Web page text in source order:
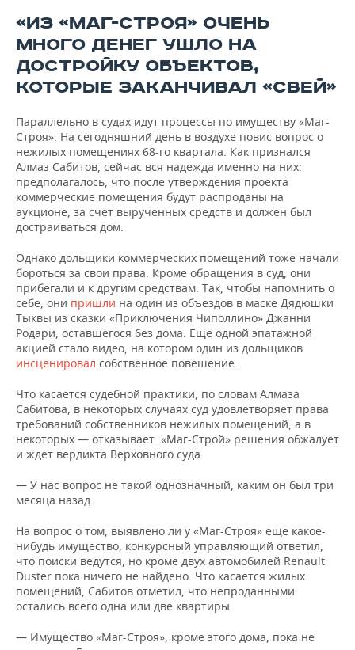
«ИЗ «МАГ-СТРОЯ» ОЧЕНЬ
МНОГО ДЕНЕГ УШЛО НА
ДОСТРОЙКУ ОБЪЕКТОВ,
КОТОРЫЕ ЗАКАНЧИВАЛ «СВЕЙ»
Параллельно в судах идут процессы по имуществу «Маг-
Строя». На сегодняшний день в воздухе повис вопрос о
нежилых помещениях 68-го квартала. Как признался
Алмаз Сабитов, сейчас вся надежда именно на них:
предполагалось, что после утверждения проекта
коммерческие помещения будут распроданы на
аукционе, за счет вырученных средств и должен был
достраиваться дом.
Однако дольщики коммерческих помещений тоже начали
бороться за свои права. Кроме обращения в суд, они
прибегали и к другим средствам. Так, чтобы напомнить о
себе, они пришли на один из объездов в маске Дядюшки
Тыквы из сказки «Приключения Чиполлино» Джанни
Родари, оставшегося без дома. Еще одной эпатажной
акцией стало видео, на котором один из дольщиков
инсценировал собственное повешение.
Что касается судебной практики, по словам Алмаза
Сабитова, в некоторых случаях суд удовлетворяет права
требований собственников нежилых помещений, а в
некоторых — отказывает. «Маг-Строй» решения обжалует
и ждет вердикта Верховного суда.
— У нас вопрос не такой однозначный, каким он был три
месяца назад.
На вопрос о том, выявлено ли у «Маг-Строя» еще какое-
нибудь имущество, конкурсный управляющий ответил,
что поиски ведутся, но кроме двух автомобилей Renault
Duster пока ничего не найдено. Что касается жилых
помещений, Сабитов отметил, что непроданными
остались всего одна или две квартиры.
— Имущество «Маг-Строя», кроме этого дома, пока не